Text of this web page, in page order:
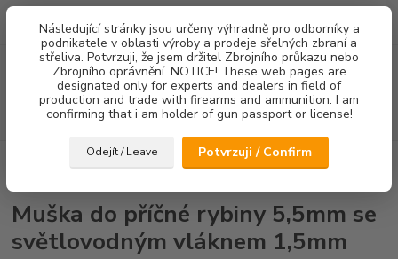
Následující stránky jsou určeny výhradně pro odborníky a
podnikatele v oblasti výroby a prodeje sřelných zbraní a
střeliva. Potvrzuji, že jsem držitel Zbrojního průkazu nebo
Zbrojního oprávnění. NOTICE! These web pages are
designated only for experts and dealers in field of
production and trade with firearms and ammunition. I am
confirming that i am holder of gun passport or license!
Odejít / Leave Potvrzuji / Confirm
Menu
Hledat
za0,00 Kč
CZ75/CZ85 Mušky
Muška do příčné rybiny 5,5mm
Muška do příčné rybiny 5,5mm se
světlovodným vláknem 1,5mm